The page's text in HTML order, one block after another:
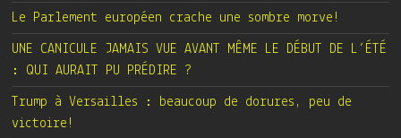
Le Parlement européen crache une sombre morve!
UNE CANICULE JAMAIS VUE AVANT MÊME LE DÉBUT DE L’ÉTÉ
: QUI AURAIT PU PRÉDIRE ?
Trump à Versailles : beaucoup de dorures, peu de
victoire!